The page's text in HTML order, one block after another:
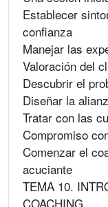
Establecer
confianza
Manejar las
Valoración del
Descubrir el
Diseñar la
Tratar con las
Compromiso
Comenzar el
acuciante
TEMA 10.
COACHING